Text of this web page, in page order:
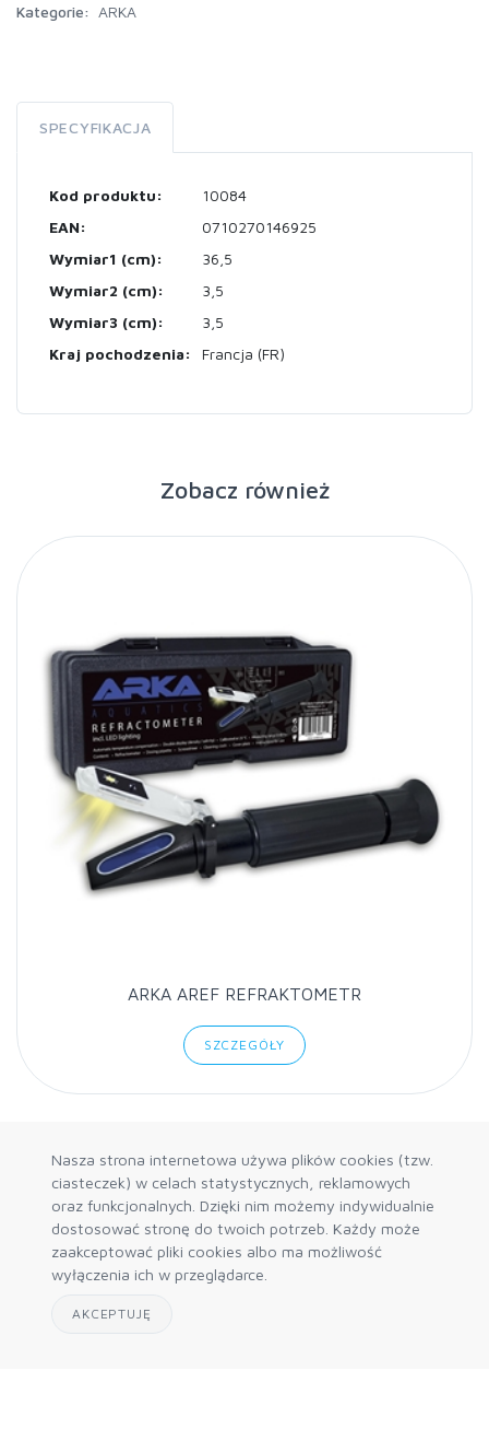
Nasza strona internetowa używa plików cookies (tzw.
ciasteczek) w celach statystycznych, reklamowych
oraz funkcjonalnych. Dzięki nim możemy indywidualnie
dostosować stronę do twoich potrzeb. Każdy może
zaakceptować pliki cookies albo ma możliwość
wyłączenia ich w przeglądarce.
AKCEPTUJĘ
Kategorie:
ARKA
SPECYFIKACJA
Kod produktu:
10084
EAN:
0710270146925
Wymiar1 (cm):
36,5
Wymiar2 (cm):
3,5
Wymiar3 (cm):
3,5
Kraj pochodzenia:
Francja (FR)
Zobacz również
ARKA AREF REFRAKTOMETR
SZCZEGÓŁY